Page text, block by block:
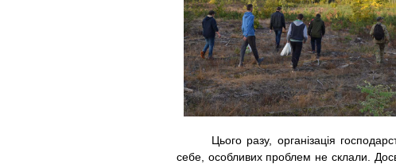
Цього разу, організація
себе, особливих проблем не склали.